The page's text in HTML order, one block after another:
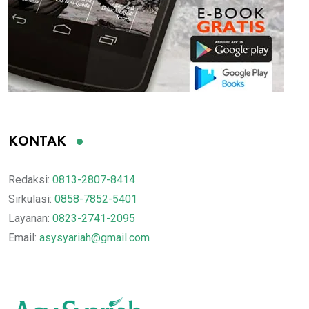
KONTAK
Redaksi: 0813-2807-8414
Sirkulasi: 0858-7852-5401
Layanan: 0823-2741-2095
Email: asysyariah@gmail.com